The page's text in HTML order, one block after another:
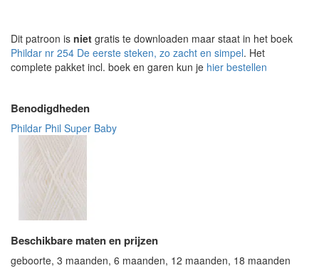
Dit patroon is niet gratis te downloaden maar staat in het boek
Phildar nr 254 De eerste steken, zo zacht en simpel. Het
complete pakket incl. boek en garen kun je hier bestellen
Benodigdheden
Phildar Phil Super Baby
Beschikbare maten en prijzen
geboorte, 3 maanden, 6 maanden, 12 maanden, 18 maanden